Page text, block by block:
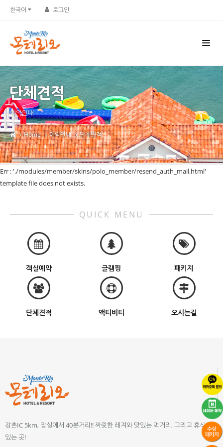
한국어 로그인
단체견적
예약안내
Home 예약안내 단체견적
Err : './modules/member/skins/polo_member/resend_auth_mail.html'
template file does not exists.
QUICK MENU
객실예약 글램핑 패키지
단체견적 액티비티 오시는길
강촌IC 5km, 잠실에서 40분거리!! 짜릿한 레져와 맛있는 먹거리, 그리고 휴식이
있는 곳!